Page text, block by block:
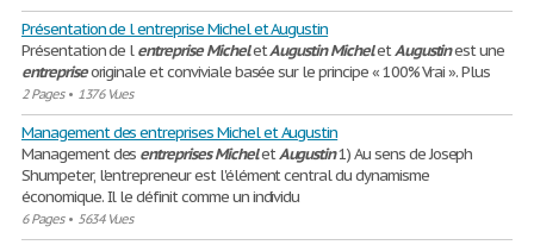
Présentation de l entreprise Michel et Augustin
Présentation de lentreprise MicheletAugustin MicheletAugustinest une
entrepriseoriginale et conviviale basée sur le principe « 100% Vrai ». Plus
2 Pages• 1376 Vues
Management des entreprises Michel et Augustin
Management des entreprises MicheletAugustin1) Au sens de Joseph
Shumpeter, l'entrepreneur est l'élément central du dynamisme
économique. Il le définit comme un individu
6 Pages• 5634 Vues